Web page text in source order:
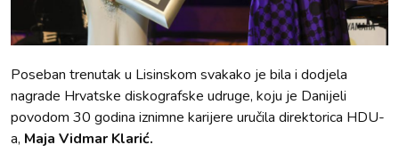
Poseban trenutak u Lisinskom svakako je bila i dodjela
nagrade Hrvatske diskografske udruge, koju je Danijeli
povodom 30 godina iznimne karijere uručila direktorica HDU-
a, Maja Vidmar Klarić.